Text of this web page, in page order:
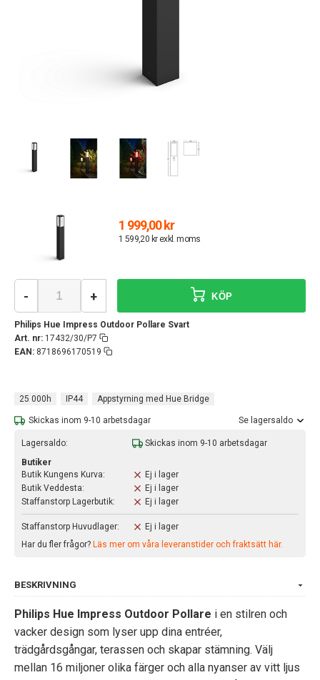
1 999,00 kr
1 599,20 kr exkl. moms
Philips Hue Impress Outdoor Pollare Svart
Art. nr: 17432/30/P7
EAN: 8718696170519
- + KÖP
25 000h IP44 Appstyrning med Hue Bridge
Skickas inom 9-10 arbetsdagar Se lagersaldo
Lagersaldo:
Skickas inom 9-10 arbetsdagar
Butiker
Butik Kungens Kurva:
Ej i lager
Butik Veddesta:
Ej i lager
Staffanstorp Lagerbutik:
Ej i lager
Staffanstorp Huvudlager:
Ej i lager
Har du fler frågor? Läs mer om våra leveranstider och fraktsätt här.
BESKRIVNING
Philips Hue Impress Outdoor Pollare i en stilren och
vacker design som lyser upp dina entréer,
trädgårdsgångar, terassen och skapar stämning. Välj
mellan 16 miljoner olika färger och alla nyanser av vitt ljus